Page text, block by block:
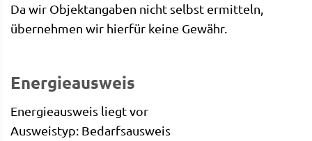
Da wir Objektangaben nicht selbst ermitteln,
übernehmen wir hierfür keine Gewähr.
Energieausweis
Energieausweis liegt vor
Ausweistyp: Bedarfsausweis